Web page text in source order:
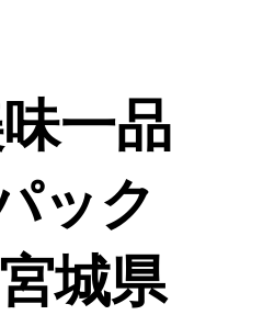
一品
ック
城県